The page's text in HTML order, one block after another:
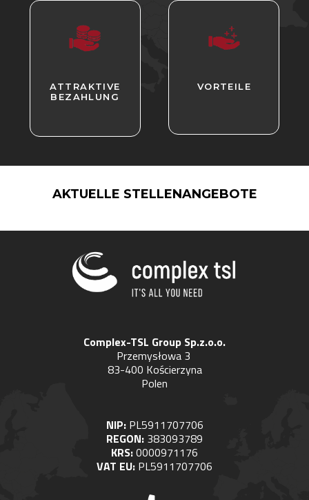
ATTRAKTIVE
BEZAHLUNG
VORTEILE
AKTUELLE STELLENANGEBOTE
Complex-TSL Group Sp.z.o.o.
Przemysłowa 3
83-400 Kościerzyna
Polen
NIP: PL5911707706
REGON: 383093789
KRS:0000971176
VAT EU: PL5911707706